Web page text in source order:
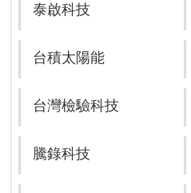
泰啟科技
台積太陽能
台灣檢驗科技
騰錄科技